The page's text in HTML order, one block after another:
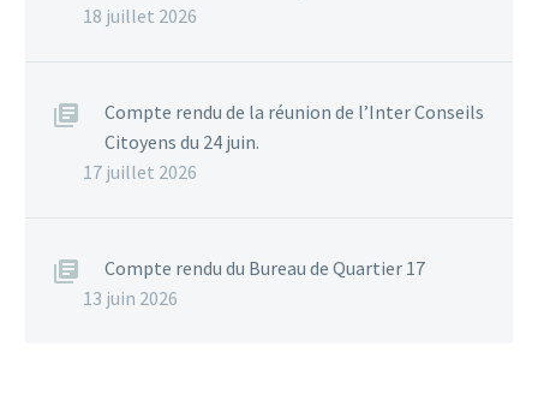
18 juillet 2026
Compte rendu de la réunion de l’Inter Conseils
Citoyens du 24 juin.
17 juillet 2026
Compte rendu du Bureau de Quartier 17
13 juin 2026